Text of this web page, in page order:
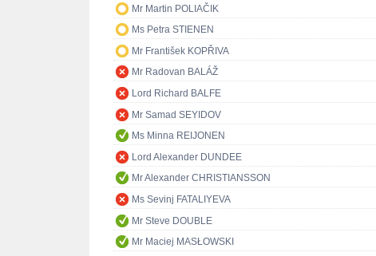
Mr Martin POLIAČIK
Ms Petra STIENEN
Mr František KOPŘIVA
Mr Radovan BALÁŽ
Lord Richard BALFE
Mr Samad SEYIDOV
Ms Minna REIJONEN
Lord Alexander DUNDEE
Mr Alexander CHRISTIANSSON
Ms Sevinj FATALIYEVA
Mr Steve DOUBLE
Mr Maciej MASŁOWSKI